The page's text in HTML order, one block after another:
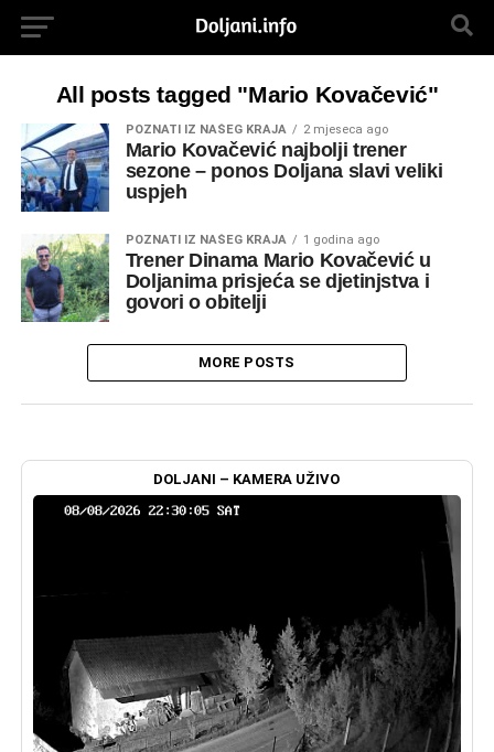
All posts tagged "Mario Kovačević"
POZNATI IZ NAŠEG KRAJA 2 mjeseca ago
Mario Kovačević najbolji trener
sezone – ponos Doljana slavi veliki
uspjeh
POZNATI IZ NAŠEG KRAJA 1 godina ago
Trener Dinama Mario Kovačević u
Doljanima prisjeća se djetinjstva i
govori o obitelji
MORE POSTS
DOLJANI – KAMERA UŽIVO